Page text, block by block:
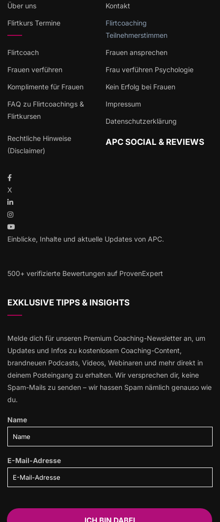
Über uns Kontakt
Flirtkurs Termine
Flirtcoaching
Teilnehmerstimmen
Flirtcoach Frauen ansprechen
Frauen verführen Frau verführen Psychologie
Komplimente für Frauen Kein Erfolg bei Frauen
FAQ zu Flirtcoachings &
Flirtkursen
Impressum
Datenschutzerklärung
Rechtliche Hinweise
(Disclaimer)
APC SOCIAL & REVIEWS
X
Einblicke, Inhalte und aktuelle Updates von APC.
500+ verifizierte Bewertungen auf ProvenExpert
EXKLUSIVE TIPPS & INSIGHTS
Melde dich für unseren Premium Coaching-Newsletter an, um
Updates und Infos zu kostenlosem Coaching-Content,
brandneuen Podcasts, Videos, Webinaren und mehr direkt in
deinem Posteingang zu erhalten. Wir versprechen dir, keine
Spam-Mails zu senden – wir hassen Spam nämlich genauso wie
du.
Name
E-Mail-Adresse